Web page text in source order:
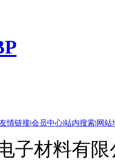
情链接|会员中心|站内搜索|网站
子材料有限